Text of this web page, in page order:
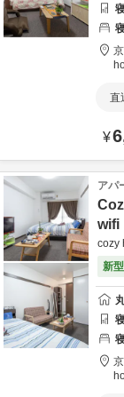
直
¥
アパ
wifi
cozy
新